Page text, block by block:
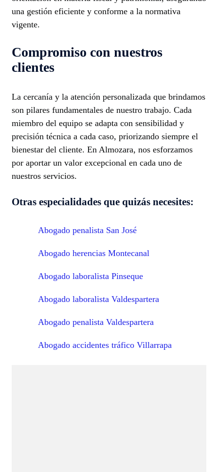
una gestión eficiente y conforme a la normativa
vigente.
Compromiso con nuestros
clientes
La cercanía y la atención personalizada que brindamos
son pilares fundamentales de nuestro trabajo. Cada
miembro del equipo se adapta con sensibilidad y
precisión técnica a cada caso, priorizando siempre el
bienestar del cliente. En Almozara, nos esforzamos
por aportar un valor excepcional en cada uno de
nuestros servicios.
Otras especialidades que quizás necesites:
Abogado penalista San José
Abogado herencias Montecanal
Abogado laboralista Pinseque
Abogado laboralista Valdespartera
Abogado penalista Valdespartera
Abogado accidentes tráfico Villarrapa